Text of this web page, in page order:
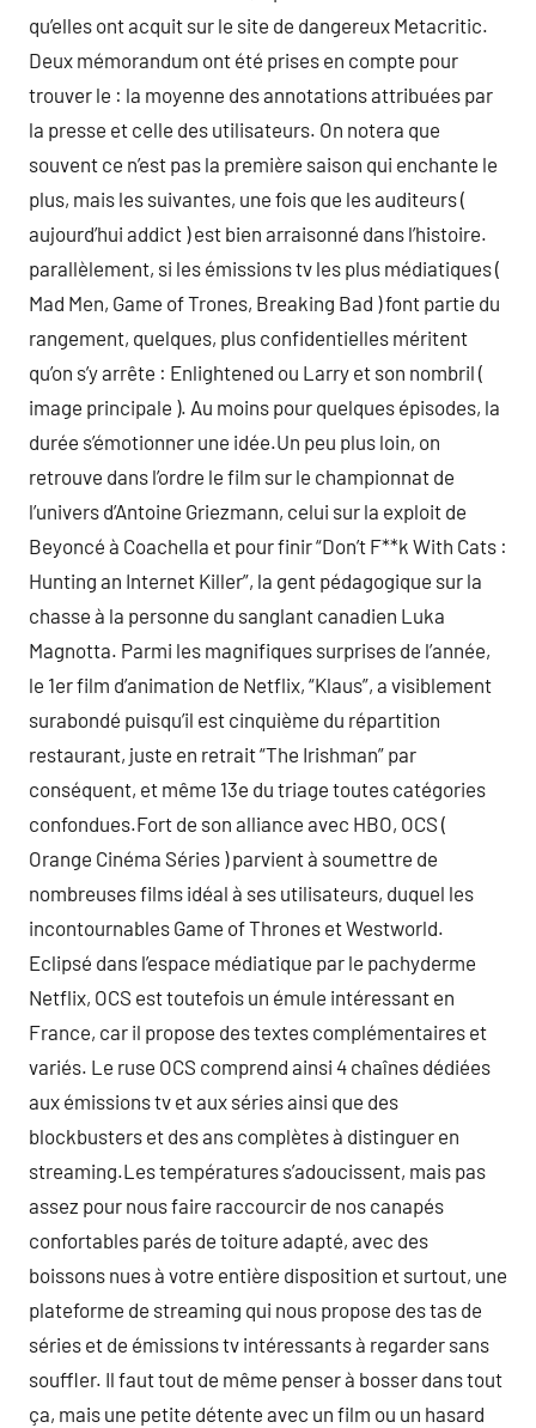
qu’elles ont acquit sur le site de dangereux Metacritic.
Deux mémorandum ont été prises en compte pour
trouver le : la moyenne des annotations attribuées par
la presse et celle des utilisateurs. On notera que
souvent ce n’est pas la première saison qui enchante le
plus, mais les suivantes, une fois que les auditeurs (
aujourd’hui addict ) est bien arraisonné dans l’histoire.
parallèlement, si les émissions tv les plus médiatiques (
Mad Men, Game of Trones, Breaking Bad ) font partie du
rangement, quelques, plus confidentielles méritent
qu’on s’y arrête : Enlightened ou Larry et son nombril (
image principale ). Au moins pour quelques épisodes, la
durée s’émotionner une idée.Un peu plus loin, on
retrouve dans l’ordre le film sur le championnat de
l’univers d’Antoine Griezmann, celui sur la exploit de
Beyoncé à Coachella et pour finir “Don’t F**k With Cats :
Hunting an Internet Killer”, la gent pédagogique sur la
chasse à la personne du sanglant canadien Luka
Magnotta. Parmi les magnifiques surprises de l’année,
le 1er film d’animation de Netflix, “Klaus”, a visiblement
surabondé puisqu’il est cinquième du répartition
restaurant, juste en retrait “The Irishman” par
conséquent, et même 13e du triage toutes catégories
confondues.Fort de son alliance avec HBO, OCS (
Orange Cinéma Séries ) parvient à soumettre de
nombreuses films idéal à ses utilisateurs, duquel les
incontournables Game of Thrones et Westworld.
Eclipsé dans l’espace médiatique par le pachyderme
Netflix, OCS est toutefois un émule intéressant en
France, car il propose des textes complémentaires et
variés. Le ruse OCS comprend ainsi 4 chaînes dédiées
aux émissions tv et aux séries ainsi que des
blockbusters et des ans complètes à distinguer en
streaming.Les températures s’adoucissent, mais pas
assez pour nous faire raccourcir de nos canapés
confortables parés de toiture adapté, avec des
boissons nues à votre entière disposition et surtout, une
plateforme de streaming qui nous propose des tas de
séries et de émissions tv intéressants à regarder sans
souffler. Il faut tout de même penser à bosser dans tout
ça, mais une petite détente avec un film ou un hasard